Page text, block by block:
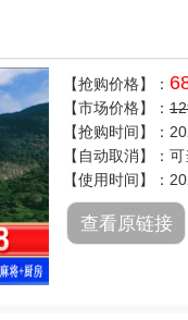
【抢购价格】：
【市场价格】：
【抢购时间】：
【自动取消】：
【使用时间】：
查看原链接